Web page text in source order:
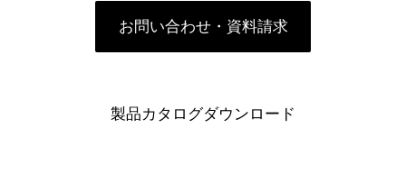
お問い合わせ・資料請求
製品カタログダウンロード